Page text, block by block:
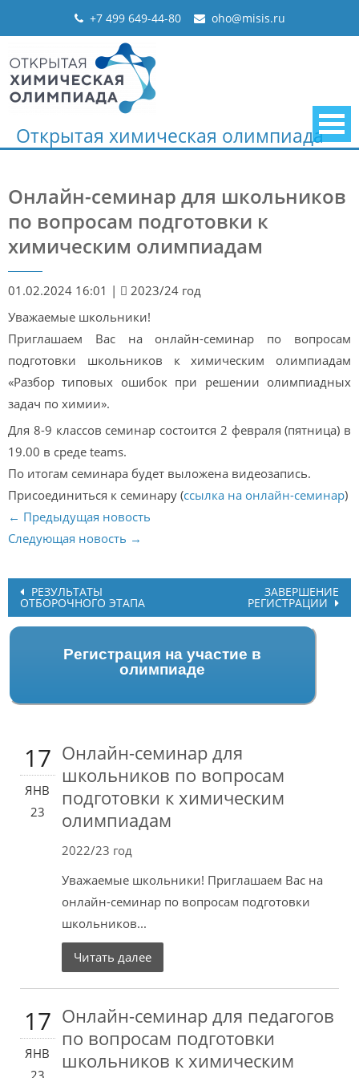
+7 499 649-44-80 oho@misis.ru
Открытая химическая олимпиада
Онлайн-семинар для школьников
по вопросам подготовки к
химическим олимпиадам
01.02.2024 16:01 |
2023/24 год
Уважаемые школьники!
Приглашаем Вас на онлайн-семинар по вопросам
подготовки школьников к химическим олимпиадам
«Разбор типовых ошибок при решении олимпиадных
задач по химии».
Для 8-9 классов семинар состоится 2 февраля (пятница) в
19.00 в среде teams.
По итогам семинара будет выложена видеозапись.
Присоединиться к семинару (ссылка на онлайн-семинар)
← Предыдущая новость
Следующая новость →
Post
navigation
РЕЗУЛЬТАТЫ
ОТБОРОЧНОГО ЭТАПА
ЗАВЕРШЕНИЕ
РЕГИСТРАЦИИ
Регистрация на участие в
олимпиаде
17
ЯНВ
23
Онлайн-семинар для
школьников по вопросам
подготовки к химическим
олимпиадам
2022/23 год
Уважаемые школьники! Приглашаем Вас на
онлайн-семинар по вопросам подготовки
школьников...
Читать далее
17
ЯНВ
23
Онлайн-семинар для педагогов
по вопросам подготовки
школьников к химическим